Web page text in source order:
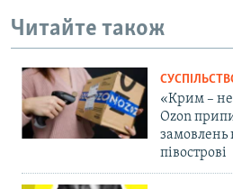
Читайте також
«Крим – не
Ozon
півострові